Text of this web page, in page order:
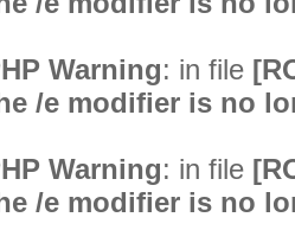
Warning: in file
/e modifier is no
Warning: in file
/e modifier is no